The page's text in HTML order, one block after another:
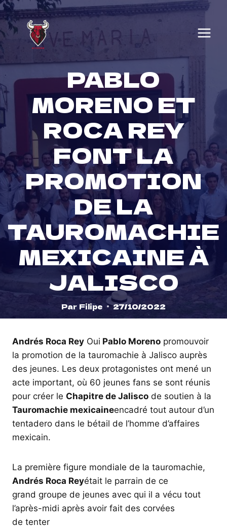
Skip
to
content
PABLO
MORENO ET
ROCA REY
FONT LA
PROMOTION
DE LA
TAUROMACHIE
MEXICAINE À
JALISCO
Par Filipe 27/10/2022
Andrés Roca Rey Oui Pablo Moreno promouvoir
la promotion de la tauromachie à Jalisco auprès
des jeunes. Les deux protagonistes ont mené un
acte important, où 60 jeunes fans se sont réunis
pour créer le Chapitre de Jalisco de soutien à la
Tauromachie mexicaineencadré tout autour d’un
tentadero dans le bétail de l’homme d’affaires
mexicain.
La première figure mondiale de la tauromachie,
Andrés Roca Reyétait le parrain de ce
grand groupe de jeunes avec qui il a vécu tout
l’après-midi après avoir fait des corvées
de tenter